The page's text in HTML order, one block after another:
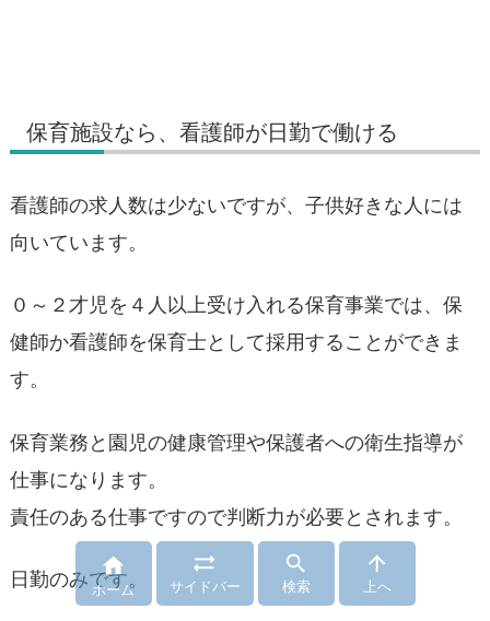
保育施設なら、看護師が日勤で働ける
看護師の求人数は少ないですが、子供好きな人には
向いています。
０～２才児を４人以上受け入れる保育事業では、保
健師か看護師を保育士として採用することができま
す。
保育業務と園児の健康管理や保護者への衛生指導が
仕事になります。
責任のある仕事ですので判断力が必要とされます。
日勤のみです。

ホーム

サイドバー

検索

上へ